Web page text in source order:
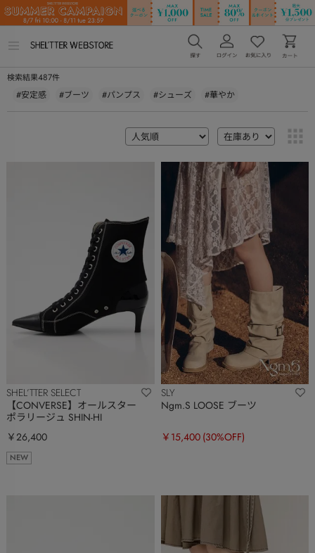
ー
を
検索結果487件
#安定感 #ブーツ #パンプス #シューズ #華やか
SHEL’TTER SELECT
【CONVERSE】オールスター
ポラリージュ SHIN-HI
￥26,400
NEW
SLY
Ngm.S LOOSE ブーツ
￥15,400 (30%OFF)